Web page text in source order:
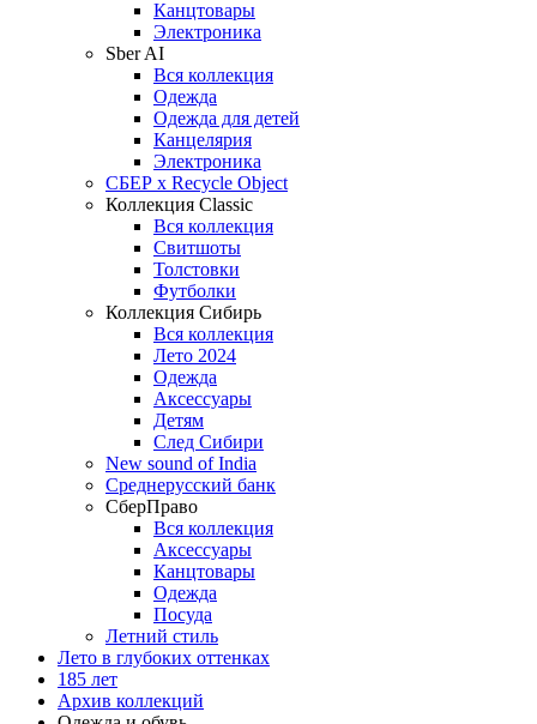
Канцтовары
Электроника
Sber AI
Вся коллекция
Одежда
Одежда для детей
Канцелярия
Электроника
СБЕР x Recycle Object
Коллекция Classic
Вся коллекция
Свитшоты
Толстовки
Футболки
Коллекция Сибирь
Вся коллекция
Лето 2024
Одежда
Аксессуары
Детям
След Сибири
New sound of India
Среднерусский банк
СберПраво
Вся коллекция
Аксессуары
Канцтовары
Одежда
Посуда
Летний стиль
Лето в глубоких оттенках
185 лет
Архив коллекций